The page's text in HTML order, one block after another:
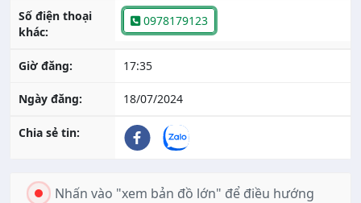
Số điện thoại
khác:
0978179123
Giờ đăng: 17:35
Ngày đăng: 18/07/2024
Chia sẻ tin:
Nhấn vào "xem bản đồ lớn" để điều hướng